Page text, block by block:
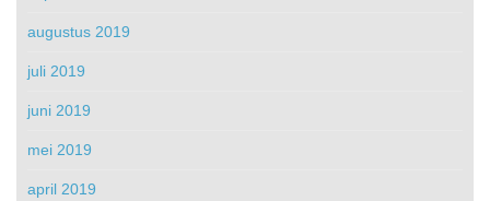
augustus 2019
juli 2019
juni 2019
mei 2019
april 2019